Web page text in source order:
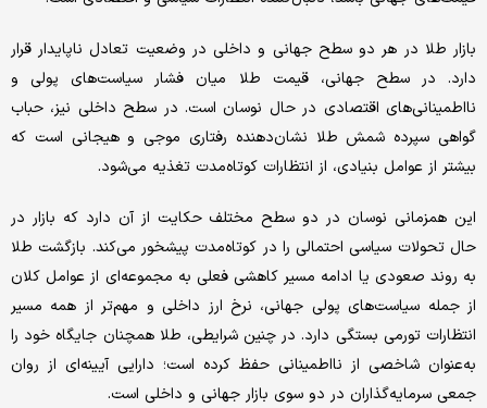
بازار طلا در هر دو سطح جهانی و داخلی در وضعیت تعادل ناپایدار قرار
دارد. در سطح جهانی، قیمت طلا میان فشار سیاست‌های پولی و
نااطمینانی‌های اقتصادی در حال نوسان است. در سطح داخلی نیز، حباب
گواهی سپرده شمش طلا نشان‌دهنده رفتاری موجی و هیجانی است که
بیشتر از عوامل بنیادی، از انتظارات کوتاه‌مدت تغذیه می‌شود.
این همزمانی نوسان در دو سطح مختلف حکایت از آن دارد که بازار در
حال تحولات سیاسی احتمالی را در کوتاه‌مدت پیشخور می‌کند. بازگشت طلا
به روند صعودی یا ادامه مسیر کاهشی فعلی به مجموعه‌ای از عوامل کلان
از جمله سیاست‌های پولی جهانی، نرخ ارز داخلی و مهم‌تر از همه مسیر
انتظارات تورمی بستگی دارد. در چنین شرایطی، طلا همچنان جایگاه خود را
به‌عنوان شاخصی از نااطمینانی حفظ کرده است؛ دارایی آیینه‌ای از روان
جمعی سرمایه‌گذاران در دو سوی بازار جهانی و داخلی است.